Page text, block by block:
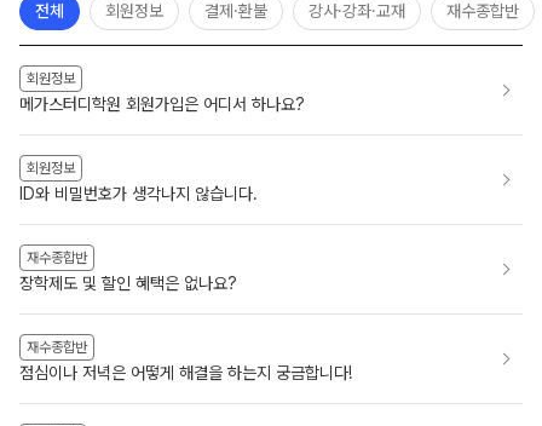
전체 회원정보 결제·환불 강사·강좌·교재 재수종합반
회원정보
메가스터디학원 회원가입은 어디서 하나요?
회원정보
ID와 비밀번호가 생각나지 않습니다.
재수종합반
장학제도 및 할인 혜택은 없나요?
재수종합반
점심이나 저녁은 어떻게 해결을 하는지 궁금합니다!